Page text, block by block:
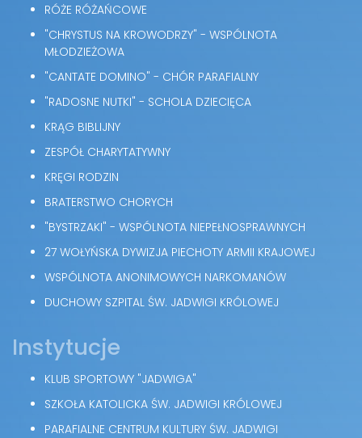
RÓŻE RÓŻAŃCOWE
"CHRYSTUS NA KROWODRZY" - WSPÓLNOTA
MŁODZIEŻOWA
"CANTATE DOMINO" - CHÓR PARAFIALNY
"RADOSNE NUTKI" - SCHOLA DZIECIĘCA
KRĄG BIBLIJNY
ZESPÓŁ CHARYTATYWNY
KRĘGI RODZIN
BRATERSTWO CHORYCH
"BYSTRZAKI" - WSPÓLNOTA NIEPEŁNOSPRAWNYCH
27 WOŁYŃSKA DYWIZJA PIECHOTY ARMII KRAJOWEJ
WSPÓLNOTA ANONIMOWYCH NARKOMANÓW
DUCHOWY SZPITAL ŚW. JADWIGI KRÓLOWEJ
Instytucje
KLUB SPORTOWY "JADWIGA"
SZKOŁA KATOLICKA ŚW. JADWIGI KRÓLOWEJ
PARAFIALNE CENTRUM KULTURY ŚW. JADWIGI